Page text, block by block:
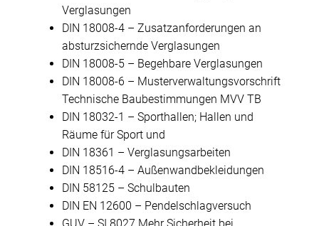
Verglasungen
DIN 18008-4 – Zusatzanforderungen an
absturzsichernde Verglasungen
DIN 18008-5 – Begehbare Verglasungen
DIN 18008-6 – Musterverwaltungsvorschrift
Technische Baubestimmungen MVV TB
DIN 18032-1 – Sporthallen; Hallen und
Räume für Sport und
DIN 18361 – Verglasungsarbeiten
DIN 18516-4 – Außenwandbekleidungen
DIN 58125 – Schulbauten
DIN EN 12600 – Pendelschlagversuch
GUV – SI 8027 Mehr Sicherheit bei